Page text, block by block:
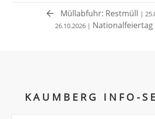
Müllabfuhr: Restmüll |
26.10.2026 | Nationalfeiertag
KAUMBERG INFO-